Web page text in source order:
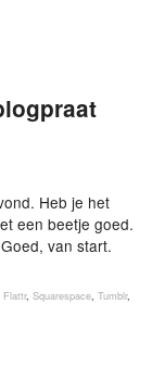
Heb je het
een beetje goed.
van start.
Flattr, Squarespace, Tumblr,